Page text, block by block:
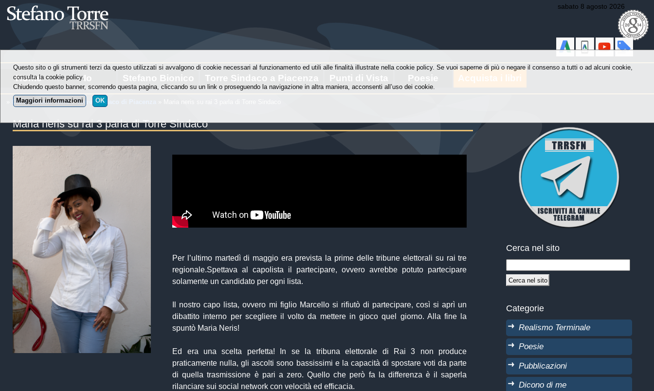
sabato 8 agosto 2026
Home Io Stefano Bionico Torre Sindaco a Piacenza Punti di Vista Poesie Acquista i libri
Chi è Stefano Torre »Torre Sindaco di Piacenza
Maria neris su rai 3 parla di Torre Sindaco
Per l’ultimo martedì di maggio era prevista la prime delle tribune elettorali su rai tre
regionale.Spettava al capolista il partecipare, ovvero avrebbe potuto partecipare
solamente un candidato per ogni lista.
Il nostro capo lista, ovvero mi figlio Marcello si rifiutò di partecipare, così si aprì un
dibattito interno per scegliere il volto da mettere in gioco quel giorno. Alla fine la
spuntò Maria Neris!
Ed era una scelta perfetta! In se la tribuna elettorale di Rai 3 non produce
praticamente nulla, gli ascolti sono bassissimi e la capacità di spostare voti da parte
di quella trasmissione è pari a zero. Quello che però fa la differenza è il saperla
rilanciare sui social network con velocità ed efficacia.
Cerca nel sito
Categorie
Realismo Terminale
Poesie
Pubblicazioni
Dicono di me
Questo sito o gli strumenti terzi da questo utilizzati si avvalgono di cookie necessari al funzionamento ed utili alle finalità illustrate nella cookie policy. Se vuoi saperne di più o negare il consenso a tutti o ad alcuni cookie,
consulta la cookie policy.
Chiudendo questo banner, scorrendo questa pagina, cliccando su un link o proseguendo la navigazione in altra maniera, acconsenti all’uso dei cookie.
Maggiori informazioni
OK